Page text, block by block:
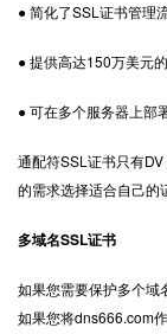
● 简化了SSL证书管理
● 提供高达150万美元
● 可在多个服务器上部
通配符SSL证书只有
的需求选择适合自己的
多域名SSL证书
如果您需要保护多个域
如果您将dns666.com